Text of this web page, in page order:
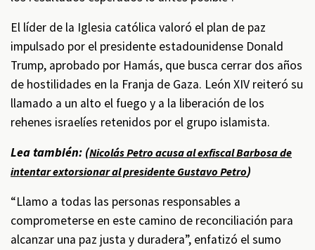
El líder de la Iglesia católica valoró el plan de paz
impulsado por el presidente estadounidense Donald
Trump, aprobado por Hamás, que busca cerrar dos años
de hostilidades en la Franja de Gaza. León XIV reiteró su
llamado a un alto el fuego y a la liberación de los
rehenes israelíes retenidos por el grupo islamista.
Lea también: (Nicolás Petro acusa al exfiscal Barbosa de
intentar extorsionar al presidente Gustavo Petro)
“Llamo a todas las personas responsables a
comprometerse en este camino de reconciliación para
alcanzar una paz justa y duradera”, enfatizó el sumo